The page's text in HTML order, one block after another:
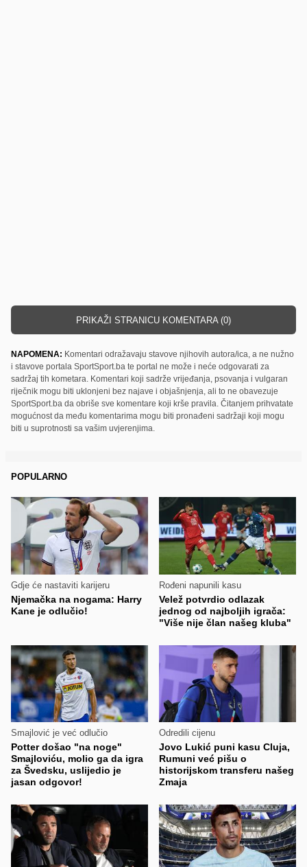
PRIKAŽI STRANICU KOMENTARA (0)
NAPOMENA: Komentari odražavaju stavove njihovih autora/ica, a ne nužno
i stavove portala SportSport.ba te portal ne može i neće odgovarati za
sadržaj tih kometara. Komentari koji sadrže vrijeđanja, psovanja i vulgaran
riječnik mogu biti uklonjeni bez najave i objašnjenja, ali to ne obavezuje
SportSport.ba da obriše sve komentare koji krše pravila. Čitanjem prihvatate
mogućnost da među komentarima mogu biti pronađeni sadržaji koji mogu
biti u suprotnosti sa vašim uvjerenjima.
POPULARNO
Gdje će nastaviti karijeru
Njemačka na nogama: Harry
Kane je odlučio!
Rođeni napunili kasu
Velež potvrdio odlazak
jednog od najboljih igrača:
"Više nije član našeg kluba"
Smajlović je već odlučio
Potter došao "na noge"
Smajloviću, molio ga da igra
za Švedsku, uslijedio je
jasan odgovor!
Odredili cijenu
Jovo Lukić puni kasu Cluja,
Rumuni već pišu o
historijskom transferu našeg
Zmaja